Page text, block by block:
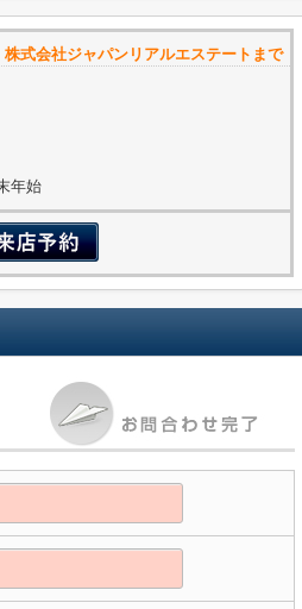
式会社ジャパンリアルエステートまで
年始